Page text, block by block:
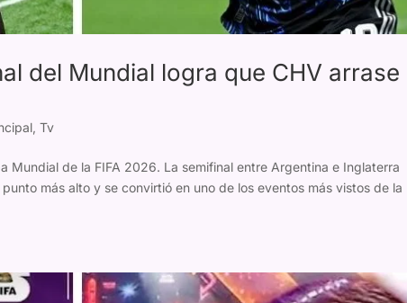
del Mundial logra que CHV arrase
,Tv
Mundial de la FIFA 2026. La semifinal entre Argentina e Inglaterra
más alto y se convirtió en uno de los eventos más vistos de la